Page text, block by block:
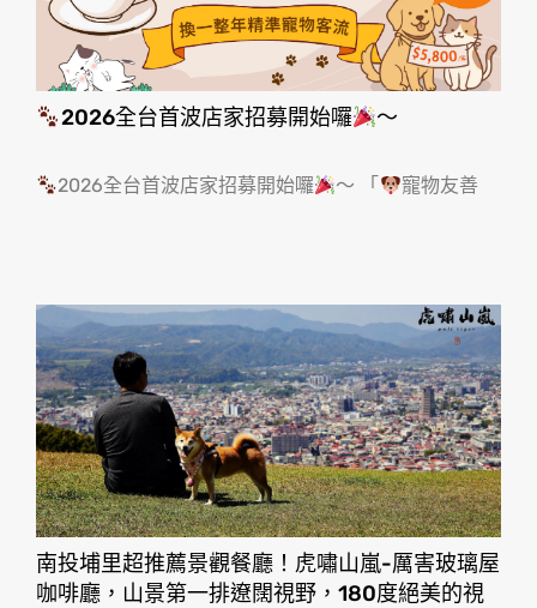
2026全台首波店家招募開始囉 ～
2026全台首波店家招募開始囉 ～ 「 寵物友善
南投埔里超推薦景觀餐廳！虎嘯山嵐-厲害玻璃屋
咖啡廳，山景第一排遼闊視野，180度絕美的視